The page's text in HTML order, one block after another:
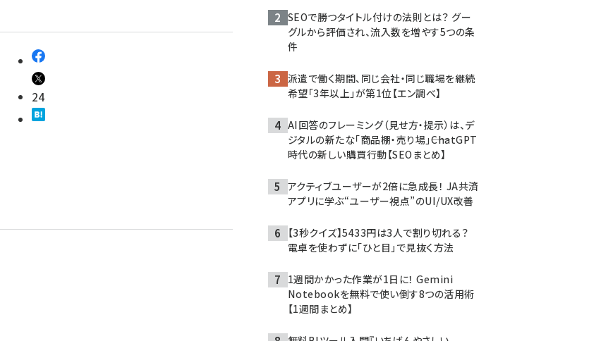
24
SEOで勝つタイトル付けの法則とは？ グー
グルから評価され、流入数を増やす5つの条
件
派遣で働く期間、同じ会社・同じ職場を継続
希望「3年以上」が第1位【エン調べ】
AI回答のフレーミング（見せ方・提示）は、デ
ジタルの新たな「商品棚・売り場」――ChatGPT
時代の新しい購買行動【SEOまとめ】
アクティブユーザーが2倍に急成長！ JA共済
アプリに学ぶ“ユーザー視点”のUI/UX改善
【3秒クイズ】5433円は3人で割り切れる？
電卓を使わずに「ひと目」で見抜く方法
1週間かかった作業が1日に！ Gemini
Notebookを無料で使い倒す8つの活用術
【1週間まとめ】